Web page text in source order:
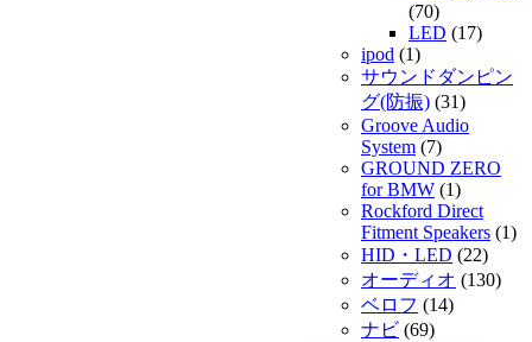
(70)
LED (17)
ipod (1)
サウンドダンピン
グ(防振) (31)
Groove Audio
System (7)
GROUND ZERO
for BMW (1)
Rockford Direct
Fitment Speakers (1)
HID・LED (22)
オーディオ (130)
ベロフ (14)
ナビ (69)